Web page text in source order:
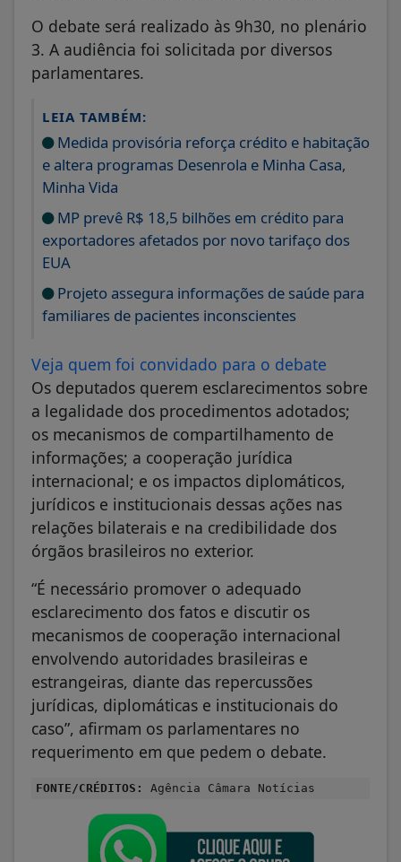
O debate será realizado às 9h30, no plenário
3. A audiência foi solicitada por diversos
parlamentares.
LEIA TAMBÉM:
Medida provisória reforça crédito e habitação
e altera programas Desenrola e Minha Casa,
Minha Vida
MP prevê R$ 18,5 bilhões em crédito para
exportadores afetados por novo tarifaço dos
EUA
Projeto assegura informações de saúde para
familiares de pacientes inconscientes
Veja quem foi convidado para o debate
Os deputados querem esclarecimentos sobre
a legalidade dos procedimentos adotados;
os mecanismos de compartilhamento de
informações; a cooperação jurídica
internacional; e os impactos diplomáticos,
jurídicos e institucionais dessas ações nas
relações bilaterais e na credibilidade dos
órgãos brasileiros no exterior.
“É necessário promover o adequado
esclarecimento dos fatos e discutir os
mecanismos de cooperação internacional
envolvendo autoridades brasileiras e
estrangeiras, diante das repercussões
jurídicas, diplomáticas e institucionais do
caso”, afirmam os parlamentares no
requerimento em que pedem o debate.
FONTE/CRÉDITOS: Agência Câmara Notícias